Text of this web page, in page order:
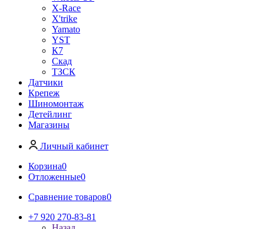
X-Race
X'trike
Yamato
YST
К7
Скад
ТЗСК
Датчики
Крепеж
Шиномонтаж
Детейлинг
Магазины
Личный кабинет
Корзина0
Отложенные0
Сравнение товаров0
+7 920 270-83-81